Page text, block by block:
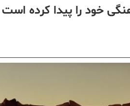
خود را پیدا کرده است